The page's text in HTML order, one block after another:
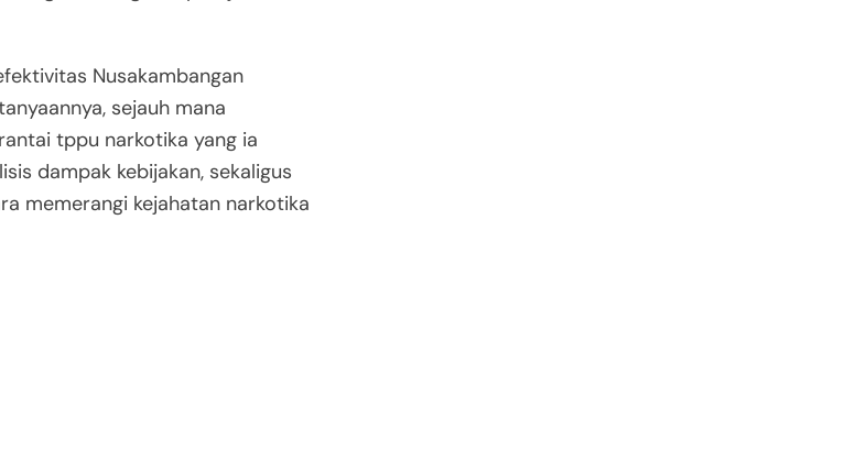
Nusakambangan
sejauh mana
tppu narkotika yang ia
dampak kebijakan, sekaligus
memerangi kejahatan narkotika